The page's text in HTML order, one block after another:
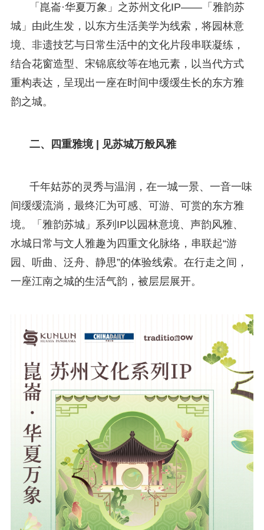
「崑崙·华夏万象」之苏州文化IP——「雅韵苏
城」由此生发，以东方生活美学为线索，将园林意
境、非遗技艺与日常生活中的文化片段串联凝练，
结合花窗造型、宋锦底纹等在地元素，以当代方式
重构表达，呈现出一座在时间中缓缓生长的东方雅
韵之城。
二、四重雅境 | 见苏城万般风雅
千年姑苏的灵秀与温润，在一城一景、一音一味
间缓缓流淌，最终汇为可感、可游、可赏的东方雅
境。「雅韵苏城」系列IP以园林意境、声韵风雅、
水城日常与文人雅趣为四重文化脉络，串联起“游
园、听曲、泛舟、静思”的体验线索。在行走之间，
一座江南之城的生活气韵，被层层展开。